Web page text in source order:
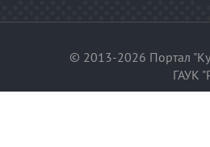
© 2013-2026 Портал
ГАУК